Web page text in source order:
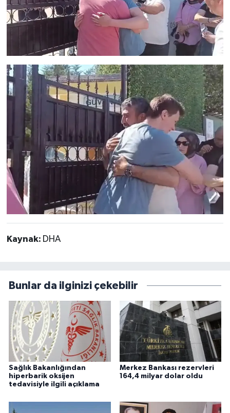
Kaynak: DHA
Bunlar da ilginizi çekebilir
Sağlık Bakanlığından
hiperbarik oksijen
tedavisiyle ilgili açıklama
Merkez Bankası rezervleri
164,4 milyar dolar oldu